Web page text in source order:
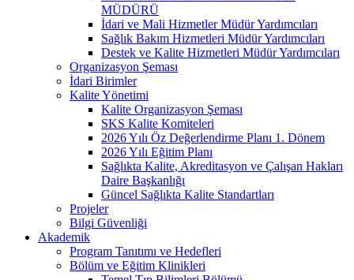
MÜDÜRÜ
İdari ve Mali Hizmetler Müdür Yardımcıları
Sağlık Bakım Hizmetleri Müdür Yardımcıları
Destek ve Kalite Hizmetleri Müdür Yardımcıları
Organizasyon Şeması
İdari Birimler
Kalite Yönetimi
Kalite Organizasyon Şeması
SKS Kalite Komiteleri
2026 Yılı Öz Değerlendirme Planı 1. Dönem
2026 Yılı Eğitim Planı
Sağlıkta Kalite, Akreditasyon ve Çalışan Hakları
Daire Başkanlığı
Güncel Sağlıkta Kalite Standartları
Projeler
Bilgi Güvenliği
Akademik
Program Tanıtımı ve Hedefleri
Bölüm ve Eğitim Klinikleri